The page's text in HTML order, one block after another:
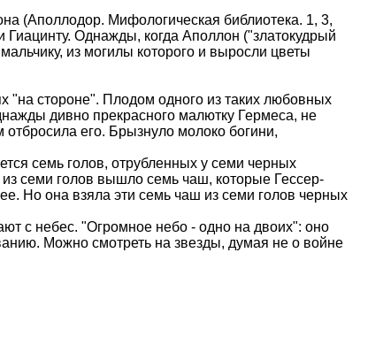
(Аполлодор. Мифологическая библиотека. 1, 3,
Однажды, когда Аполлон ("златокудрый
из могилы которого и выросли цветы
"на стороне". Плодом одного из таких любовных
дивно прекрасного малютку Гермеса, не
отбросила его. Брызнуло молоко богини,
семь голов, отрубленных у семи черных
семи голов вышло семь чаш, которые Гессер-
Но она взяла эти семь чаш из семи голов черных
с небес. "Огромное небо - одно на двоих": оно
Можно смотреть на звезды, думая не о войне